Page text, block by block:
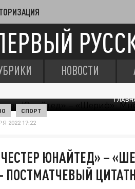
НОВОСТИ
СПОРТ
2022 17:22
ЮНАЙТЕД» –
ПОСТМАТЧЕВЫЙ